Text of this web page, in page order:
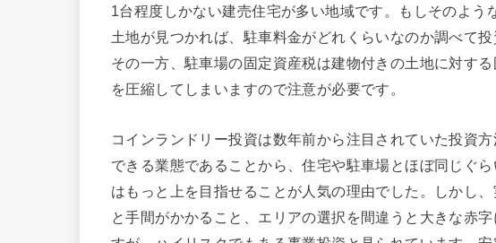
1台程度しかない建売住宅が多い地域です。もしそのよう
土地が見つかれば、駐車料金がどれくらいなのか調べて
その一方、駐車場の固定資産税は建物付きの土地に対す
を圧縮してしまいますので注意が必要です。
コインランドリー投資は数年前から注目されていた投資
できる業態であることから、住宅や駐車場とほぼ同じぐ
はもっと上を目指せることが人気の理由でした。しかし
と手間がかかること、エリアの選択を間違うと大きな赤